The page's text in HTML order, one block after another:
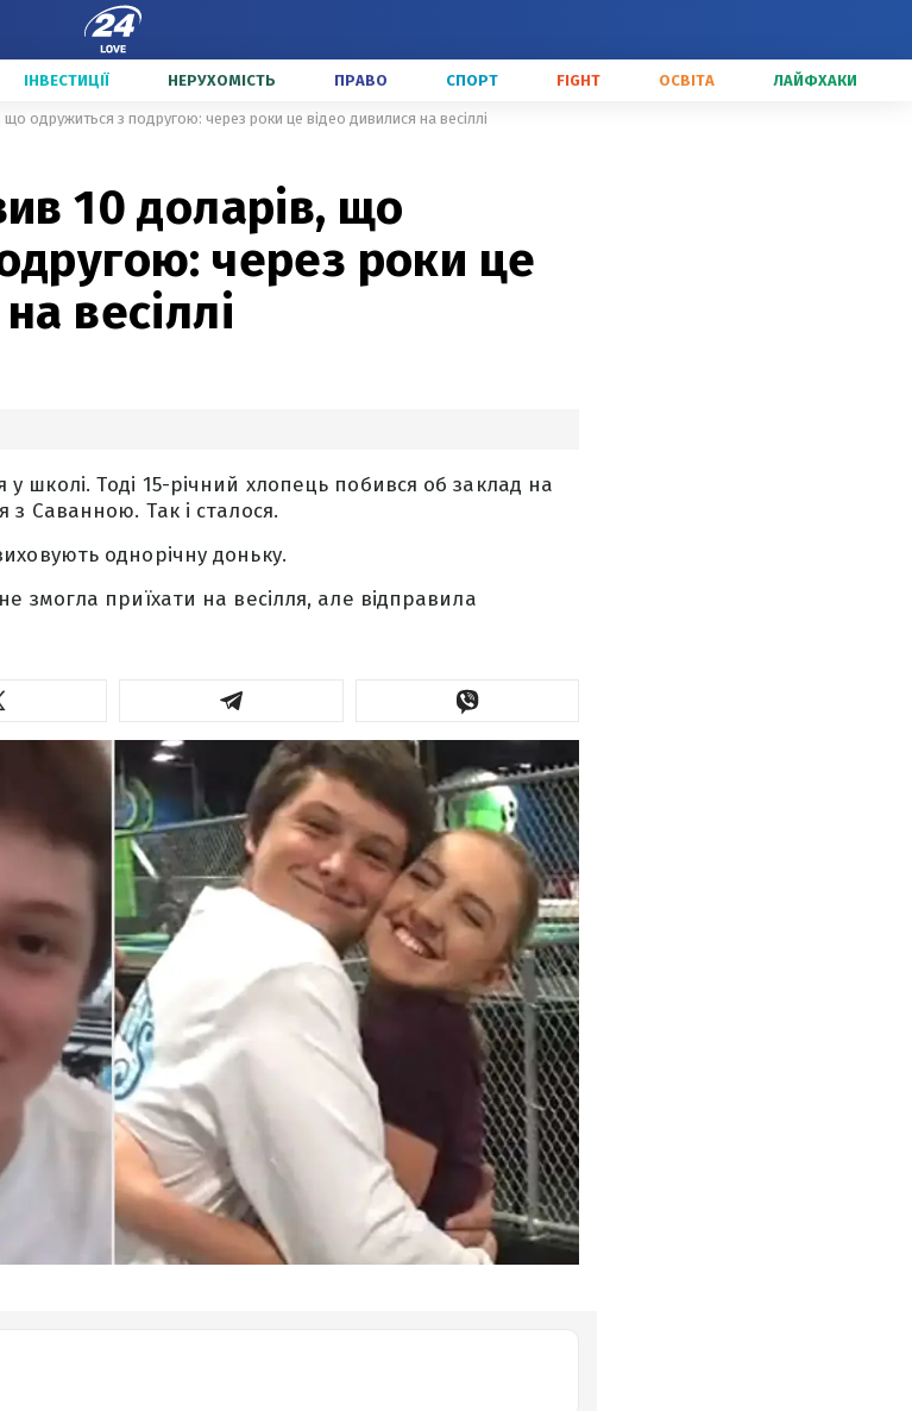
ІНВЕСТИЦІЇ НЕРУХОМІСТЬ ПРАВО СПОРТ FIGHT ОСВІТА ЛАЙФХАКИ
що одружиться з подругою: через роки це відео дивилися на весіллі
10 доларів, що
через роки це
весіллі
школі. Тоді 15-річний хлопець побився об заклад на
з Саванною. Так і сталося.
однорічну доньку.
змогла приїхати на весілля, але відправила